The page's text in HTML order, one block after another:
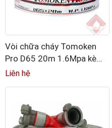
Vòi chữa cháy Tomoken
Pro D65 20m 1.6Mpa kèm
khớp nối GOST
Liên hệ